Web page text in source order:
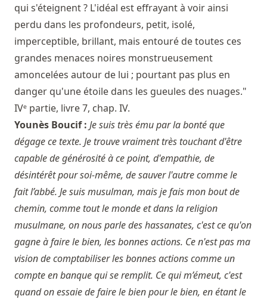
qui s'éteignent ? L'idéal est effrayant à voir ainsi
perdu dans les profondeurs, petit, isolé,
imperceptible, brillant, mais entouré de toutes ces
grandes menaces noires monstrueusement
amoncelées autour de lui ; pourtant pas plus en
danger qu'une étoile dans les gueules des nuages."
IVᵉ partie, livre 7, chap. IV.
Younès Boucif : Je suis très ému par la bonté que
dégage ce texte. Je trouve vraiment très touchant d'être
capable de générosité à ce point, d'empathie, de
désintérêt pour soi-même, de sauver l'autre comme le
fait l’abbé. Je suis musulman, mais je fais mon bout de
chemin, comme tout le monde et dans la religion
musulmane, on nous parle des hassanates, c'est ce qu'on
gagne à faire le bien, les bonnes actions. Ce n'est pas ma
vision de comptabiliser les bonnes actions comme un
compte en banque qui se remplit. Ce qui m’émeut, c'est
quand on essaie de faire le bien pour le bien, en étant le